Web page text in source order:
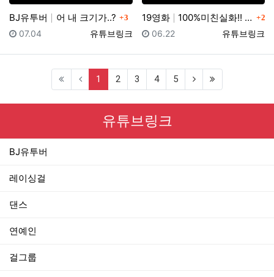
BJ유투버 어 내 크기가..? 댓글
3
등록자
유튜브링크
등록일
07.04
19영화 100%미친실화!! 이게 실제로 있었던 일이랍니다...… 댓글
2
등록자
유튜브링크
등록일
06.22
1 (current)
2 3 4 5
유튜브링크
BJ유투버
레이싱걸
댄스
연예인
걸그룹